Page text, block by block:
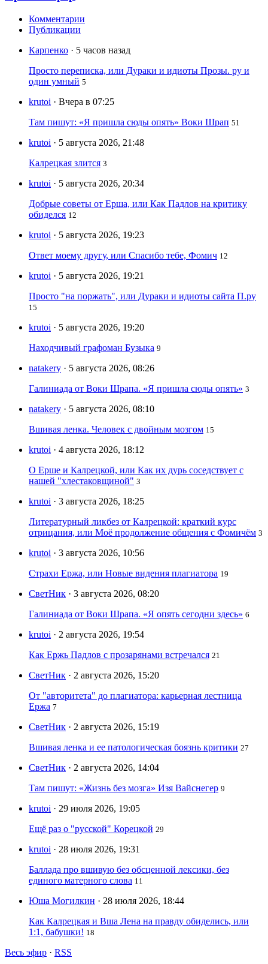
Комментарии
Публикации
Карпенко · 5 часов назад
Просто переписка, или Дураки и идиоты Прозы. ру и
один умный 5
krutoi · Вчера в 07:25
Там пишут: «Я пришла сюды опять» Воки Шрап 51
krutoi · 5 августа 2026, 21:48
Калрецкая злится 3
krutoi · 5 августа 2026, 20:34
Добрые советы от Ерша, или Как Падлов на критику
обиделся 12
krutoi · 5 августа 2026, 19:23
Ответ моему другу, или Спасибо тебе, Фомич 12
krutoi · 5 августа 2026, 19:21
Просто "на поржать", или Дураки и идиоты сайта П.ру
15
krutoi · 5 августа 2026, 19:20
Находчивый графоман Бузыка 9
natakery · 5 августа 2026, 08:26
Галиниада от Воки Шрапа. «Я пришла сюды опять» 3
natakery · 5 августа 2026, 08:10
Вшивая ленка. Человек с двойным мозгом 15
krutoi · 4 августа 2026, 18:12
О Ерше и Калрецкой, или Как их дурь соседствует с
нашей "хлестаковщиной" 3
krutoi · 3 августа 2026, 18:25
Литературный ликбез от Калрецкой: краткий курс
отрицания, или Моё продолжение общения с Фомичём 3
krutoi · 3 августа 2026, 10:56
Страхи Ержа, или Новые видения плагиатора 19
СветНик · 3 августа 2026, 08:20
Галиниада от Воки Шрапа. «Я опять сегодни здесь» 6
krutoi · 2 августа 2026, 19:54
Как Ержь Падлов с прозарянами встречался 21
СветНик · 2 августа 2026, 15:20
От "авторитета" до плагиатора: карьерная лестница
Ержа 7
СветНик · 2 августа 2026, 15:19
Вшивая ленка и ее патологическая боязнь критики 27
СветНик · 2 августа 2026, 14:04
Там пишут: «Жизнь без мозга» Изя Вайснегер 9
krutoi · 29 июля 2026, 19:05
Ещё раз о "русской" Корецкой 29
krutoi · 28 июля 2026, 19:31
Баллада про вшивую без обсценной лексики, без
единого матерного слова 11
Юша Могилкин · 28 июля 2026, 18:44
Как Калрецкая и Вша Лена на правду обиделись, или
1:1, бабушки! 18
Весь эфир · RSS